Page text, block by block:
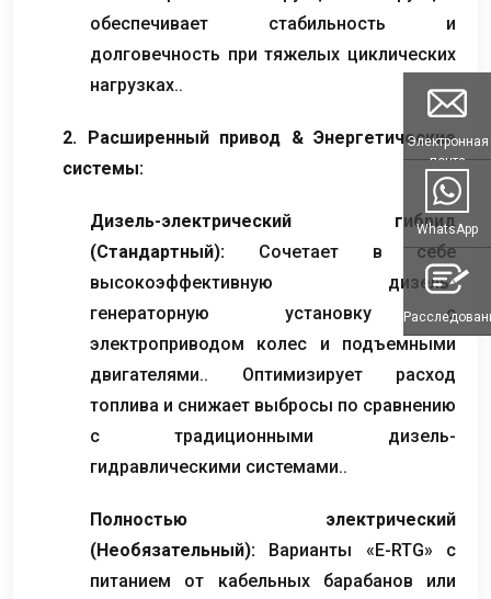
обеспечивает стабильность и
долговечность при тяжелых циклических
нагрузках..
2. Расширенный привод & Энергетические
системы:
Дизель-электрический гибрид
(Стандартный): Сочетает в себе
высокоэффективную дизель-
генераторную установку с
электроприводом колес и подъемными
двигателями.. Оптимизирует расход
топлива и снижает выбросы по сравнению
с традиционными дизель-
гидравлическими системами..
Полностью электрический
(Необязательный): Варианты «E-RTG» с
питанием от кабельных барабанов или
Электронная
почта
WhatsApp